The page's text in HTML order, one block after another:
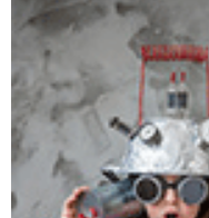
ACTUS ET PUBLICATIONS
- Événements
- Publications
- Cas d'études